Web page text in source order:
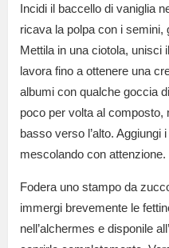
Incidi il baccello di vaniglia
ricava la polpa con i semini,
Mettila in una ciotola, unisci
lavora fino a ottenere una
albumi con qualche goccia
poco per volta al composto,
basso verso l’alto. Aggiungi
mescolando con attenzione.
Fodera uno stampo da
immergi brevemente le
nell’alchermes e disponile